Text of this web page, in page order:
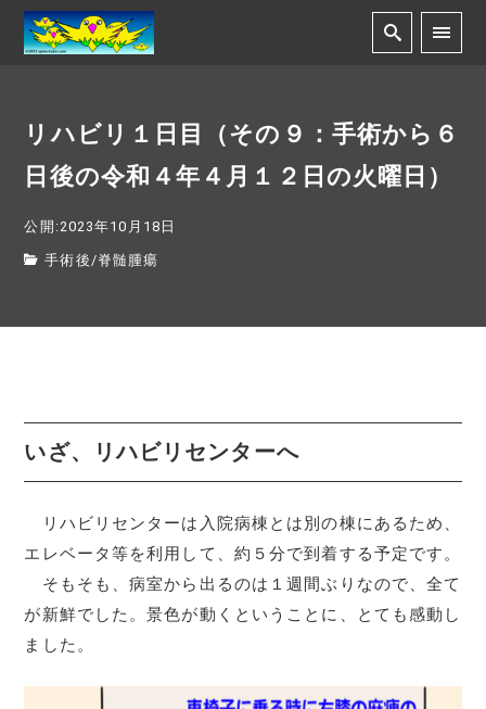
リハビリ１日目（その９：手術から６
日後の令和４年４月１２日の火曜日）
公開:2023年10月18日
手術後 /脊髄腫瘍
いざ、リハビリセンターへ
リハビリセンターは入院病棟とは別の棟にあるため、
エレベータ等を利用して、約５分で到着する予定です。
そもそも、病室から出るのは１週間ぶりなので、全て
が新鮮でした。景色が動くということに、とても感動し
ました。